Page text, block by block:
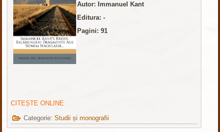
Autor: Immanuel Kant
Editura: -
Pagini: 91
CITEȘTE ONLINE
Categorie:Studii și monografii